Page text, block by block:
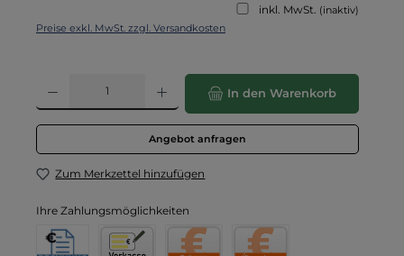
inkl. MwSt. (inaktiv)
Preise exkl. MwSt. zzgl. Versandkosten
Produkt Anzahl: Gib den gewünschten Wert ein oder benutze die
In den Warenkorb
Angebot anfragen
Zum Merkzettel hinzufügen
Ihre Zahlungsmöglichkeiten